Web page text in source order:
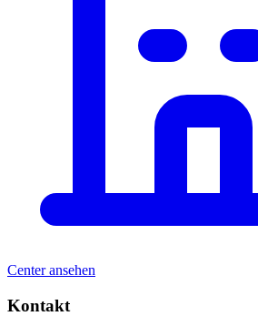
Center ansehen
Kontakt